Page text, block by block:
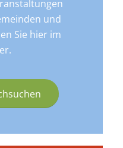
und
Sie hier im